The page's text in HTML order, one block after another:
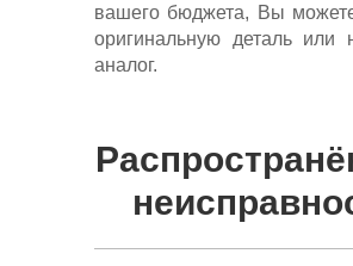
вашего бюджета, Вы
оригинальную деталь или
аналог.